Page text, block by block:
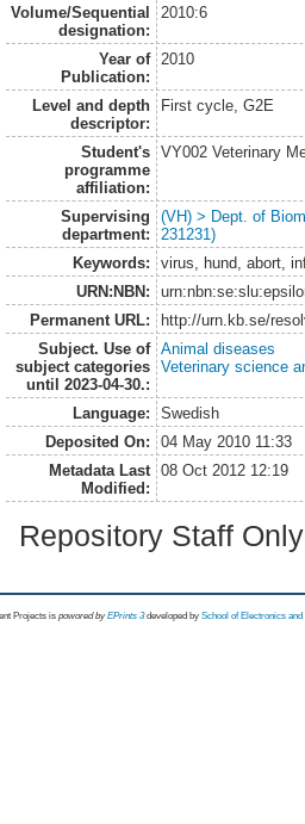
Volume/Sequential
designation:
2010:6
Year of
Publication:
2010
Level and depth
descriptor:
First cycle, G2E
Student's
programme
affiliation:
VY002 Veterinary
Supervising
department:
(VH) > Dept. of
231231)
Keywords:
virus, hund, abort,
URN:NBN:
Permanent URL:
http://urn.kb.se/
Subject. Use of
subject categories
until 2023-04-30.:
Animal diseases
Veterinary science
Language:
Swedish
Deposited On:
04 May 2010 11:33
Metadata Last
Modified:
08 Oct 2012 12:19
Repository Staff
Projects is powored byEPrints 3 developed by School of Electronics